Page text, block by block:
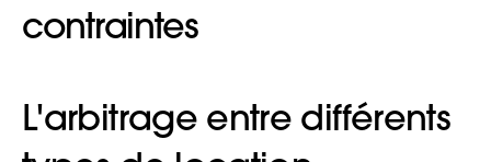
contraintes
L'arbitrage entre différents